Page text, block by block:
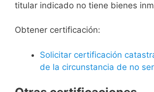
titular indicado no tiene bienes
Obtener certificación:
Solicitar certificación
de la circunstancia de no